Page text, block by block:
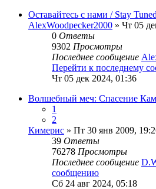
Оставайтесь с нами / Stay
AlexWoodpecker2000 » Чт 05
0 Ответы
9302 Просмотры
Последнее сообщение
Перейти к последнему
Чт 05 дек 2024, 01:36
Волшебный меч: Спасение
1
2
Кимерис » Пт 30 янв 2009,
39 Ответы
76278 Просмотры
Последнее сообщение
сообщению
Сб 24 авг 2024, 05:18